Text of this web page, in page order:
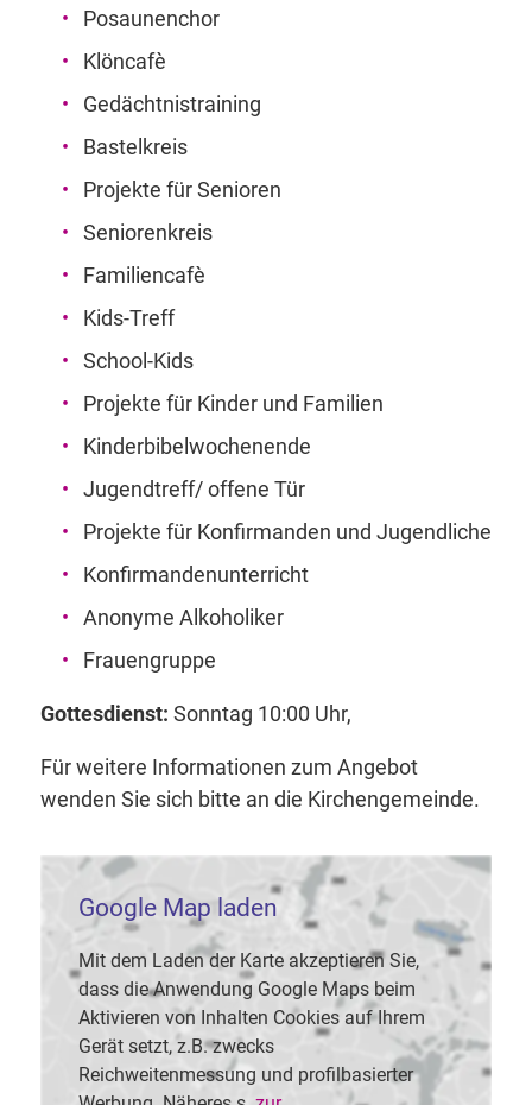
Posaunenchor
Klöncafè
Gedächtnistraining
Bastelkreis
Projekte für Senioren
Seniorenkreis
Familiencafè
Kids-Treff
School-Kids
Projekte für Kinder und Familien
Kinderbibelwochenende
Jugendtreff/ offene Tür
Projekte für Konfirmanden und Jugendliche
Konfirmandenunterricht
Anonyme Alkoholiker
Frauengruppe
Gottesdienst: Sonntag 10:00 Uhr,
Für weitere Informationen zum Angebot
wenden Sie sich bitte an die Kirchengemeinde.
Google Map laden
Mit dem Laden der Karte akzeptieren Sie,
dass die Anwendung Google Maps beim
Aktivieren von Inhalten Cookies auf Ihrem
Gerät setzt, z.B. zwecks
Reichweitenmessung und profilbasierter